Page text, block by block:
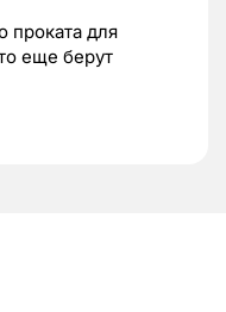
проката для
еще берут